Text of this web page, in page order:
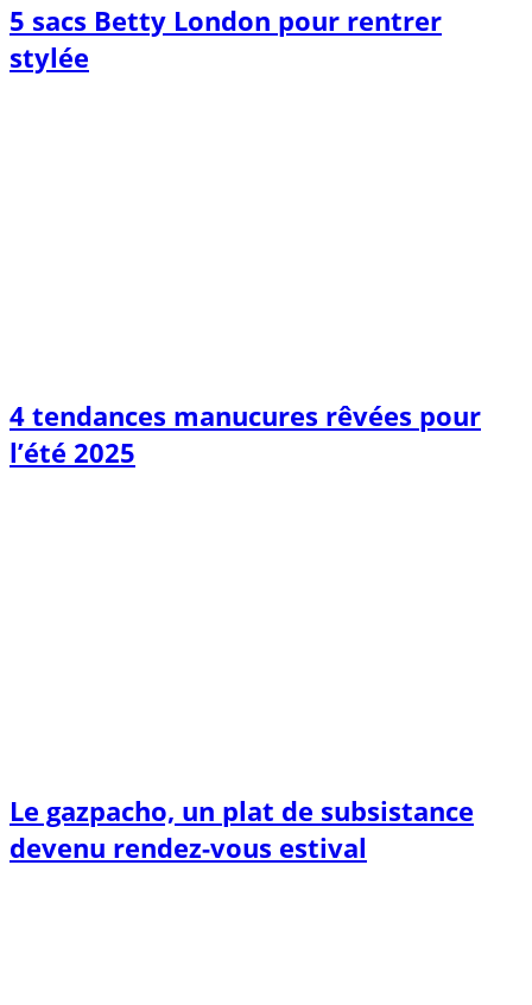
5 sacs Betty London pour rentrer
stylée
4 tendances manucures rêvées pour
l’été 2025
Le gazpacho, un plat de subsistance
devenu rendez-vous estival